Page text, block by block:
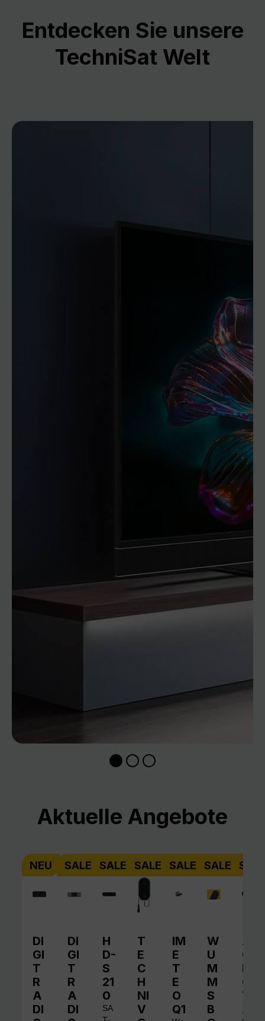
Entdecken Sie unsere
TechniSat Welt
Produktgalerie überspringen
Aktuelle Angebote
NEU
DI
GI
T
R
A
DI
SALE
DI
GI
T
R
A
DI
SALE
H
D-
S
21
0
SA
SALE
T
E
C
H
NI
V
SALE
IM
E
T
E
O
Q1
SALE
W
U
M
M
S
B
A
QI
N
O
V
A